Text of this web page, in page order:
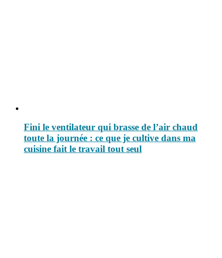
Fini le ventilateur qui brasse de l’air chaud
toute la journée : ce que je cultive dans ma
cuisine fait le travail tout seul